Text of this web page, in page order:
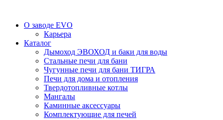
О заводе EVO
Карьера
Каталог
Дымоход ЭВОХОД и баки для воды
Стальные печи для бани
Чугунные печи для бани ТИГРА
Печи для дома и отопления
Твердотопливные котлы
Мангалы
Каминные аксессуары
Комплектующие для печей